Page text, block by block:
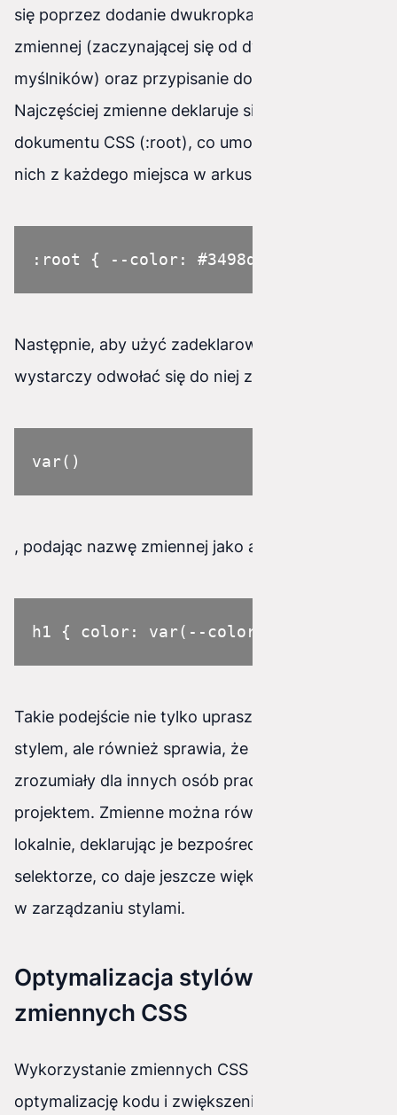
się poprzez dodanie dwukropka i nazwy
zmiennej (zaczynającej się od dwóch
myślników) oraz przypisanie do niej wartości.
Najczęściej zmienne deklaruje się w korzeniu
dokumentu CSS (:root), co umożliwia dostęp do
nich z każdego miejsca w arkuszu stylów.
:root { --color: #3498db; --font-
Następnie, aby użyć zadeklarowanej zmiennej,
wystarczy odwołać się do niej za pomocą funkcji
var()
, podając nazwę zmiennej jako argument.
h1 { color: var(--color); font-size:
Takie podejście nie tylko upraszcza zarządzanie
stylem, ale również sprawia, że kod jest bardziej
zrozumiały dla innych osób pracujących nad
projektem. Zmienne można również stosować
lokalnie, deklarując je bezpośrednio w
selektorze, co daje jeszcze większą elastyczność
w zarządzaniu stylami.
Optymalizacja stylów za pomocą
zmiennych CSS
Wykorzystanie zmiennych CSS pozwala na
optymalizację kodu i zwiększenie jego